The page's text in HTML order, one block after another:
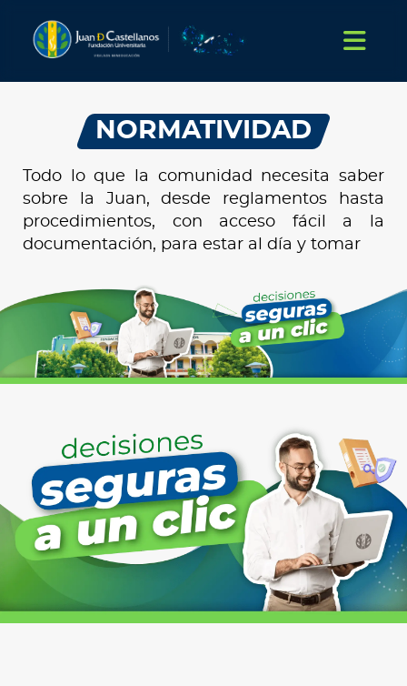
NORMATIVIDAD
Todo lo que la comunidad necesita saber
sobre la Juan, desde reglamentos hasta
procedimientos, con acceso fácil a la
documentación, para estar al día y tomar